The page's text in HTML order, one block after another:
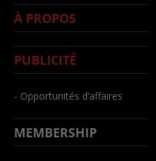
À PROPOS
PUBLICITÉ
- Opportunités d’affaires
MEMBERSHIP